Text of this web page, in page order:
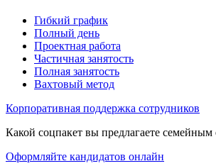
Гибкий график
Полный день
Проектная работа
Частичная занятость
Полная занятость
Вахтовый метод
Корпоративная поддержка сотрудников
Какой соцпакет вы предлагаете семейным
Оформляйте кандидатов онлайн